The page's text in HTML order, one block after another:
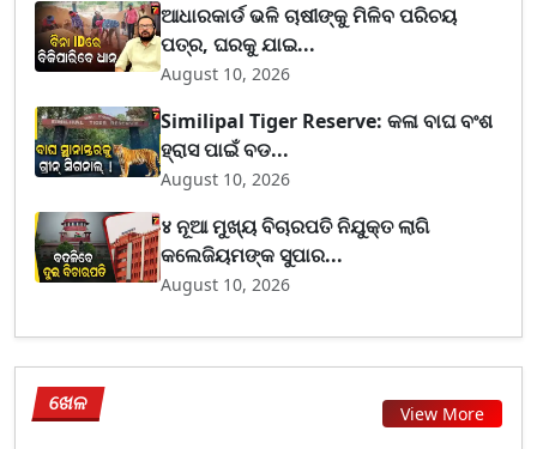
ଆଧାରକାର୍ଡ ଭଳି ଚାଷୀଙ୍କୁ ମିଳିବ ପରିଚୟ
ପତ୍ର, ଘରକୁ ଯାଇ...
August 10, 2026
Similipal Tiger Reserve: କଳା ବାଘ ବଂଶ
ହ୍ରାସ ପାଇଁ ବଡ...
August 10, 2026
४ ନୂଆ ମୁଖ୍ୟ ବିଚାରପତି ନିଯୁକ୍ତ ଲାଗି
କଲେଜିୟମଙ୍କ ସୁପାର...
August 10, 2026
ଖେଳ View More